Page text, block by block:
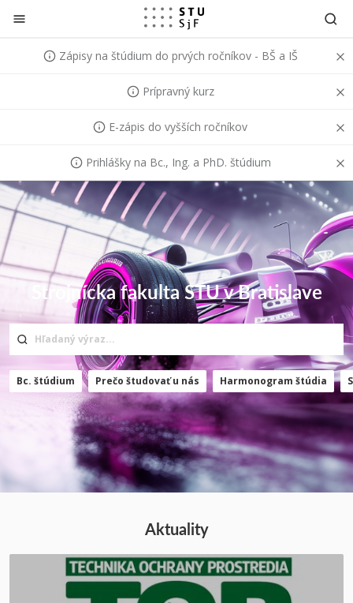
Prejsť na obsah
Zápisy na štúdium do prvých ročníkov - BŠ a IŠ
Prípravný kurz
E-zápis do vyšších ročníkov
Prihlášky na Bc., Ing. a PhD. štúdium
Strojnícka fakulta STU v Bratislave
Bc. štúdium Prečo študovať u nás Harmonogram štúdia
Aktuality